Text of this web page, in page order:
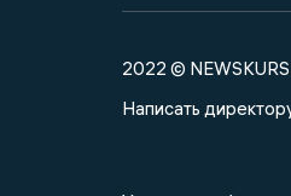
2022 ©
Написать